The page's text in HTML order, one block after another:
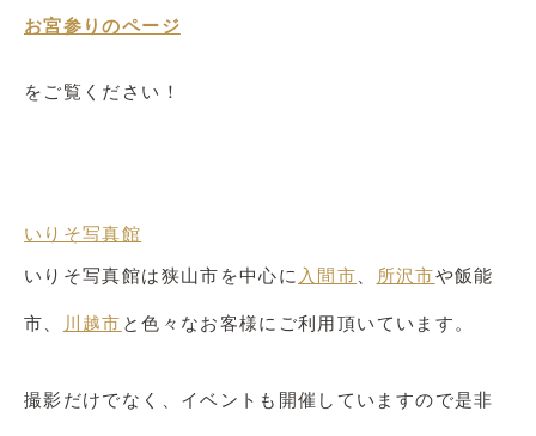
お宮参りのページ
をご覧ください！
いりそ写真館
いりそ写真館は狭山市を中心に 入間市 所沢市や飯能
市、 川越市 と色々なお客様にご利用頂いています。
撮影だけでなく、イベントも開催していますので是非